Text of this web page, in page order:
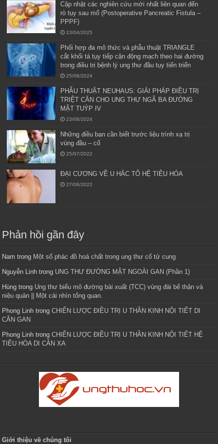
Cập nhật các nghiên cứu mới nhất liên quan đến
rò tụy sau mổ (Postoperative Pancreatic Fistula –
PPPF)
23/04/2025
Phối hợp đa mô thức và phẫu thuật TRIANGLE
cắt khối tá tụy tiếp cận động mạch theo hai đường
trong điều trị bệnh lý ung thư đầu tụy tiến triển
25/08/2024
PHẪU THUẬT NEUHAUS: GIẢI PHÁP ĐIỀU TRỊ
TRIỆT CĂN CHO UNG THƯ NGÃ BA ĐƯỜNG
MẬT TUÝP IV
23/08/2024
Những điều bạn cần biết trước liệu trình xạ trị
vùng đầu – cổ
25/07/2022
ĐẠI CƯƠNG VỀ U HẮC TỐ HỆ TIÊU HÓA
27/06/2022
Phản hồi gần đây
Nam trong Một số phác đồ hoá chất trong ung thư cổ tử cung
Nguyễn Linh trong UNG THƯ ĐƯỜNG MẬT NGOÀI GAN (Phần 1)
Hùng trong Ung thư biểu mô đường bài xuất (TCC) vùng đài bể thận và
niệu quản || Một cái nhìn tổng quan.
Phong Linh trongCHIẾN LƯỢC ĐIỀU TRỊ U THẦN KINH NỘI TIẾT DI
CĂN GAN
Phong Linh trongCHIẾN LƯỢC ĐIỀU TRỊ U THẦN KINH NỘI TIẾT HỆ
TIÊU HÓA DI CĂN XA
Giới thiệu về chúng tôi